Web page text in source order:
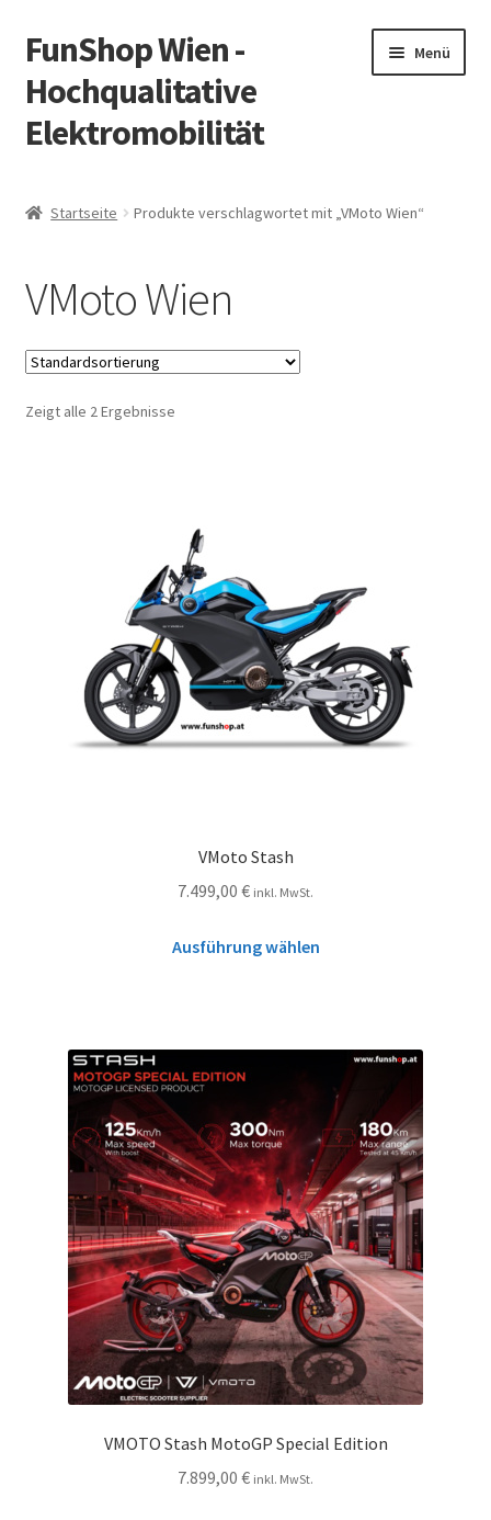
Zur
Navigation
springen
Zum
Inhalt
springen
FunShop Wien -
Hochqualitative
Elektromobilität
Menü
Vorsicht Internetbetrug
Über FunShop
Impressum
Startseite Produkte verschlagwortet mit „VMoto Wien“
VMoto Wien
Zeigt alle 2 Ergebnisse
VMoto Stash
7.499,00 € inkl. MwSt.
Ausführung wählen
VMOTO Stash MotoGP Special Edition
7.899,00 € inkl. MwSt.